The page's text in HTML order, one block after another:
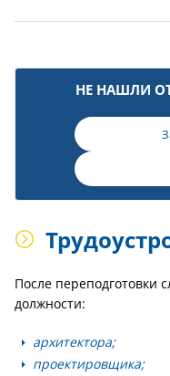
НЕ НАШЛИ
После переподготовки
должности:
архитектора;
проектировщика;